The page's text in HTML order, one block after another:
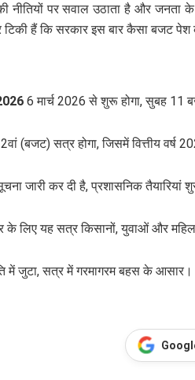
की नीतियों पर सवाल उठाता है और
टिकी हैं कि सरकार इस बार कैसा बजट
6 मार्च 2026 से शुरू होगा, सुबह 11
(बजट) सत्र होगा, जिसमें वित्तीय वर्ष
जारी कर दी है, प्रशासनिक तैयारियां
के लिए यह सत्र किसानों, युवाओं और
में जुटा, सत्र में गरमागरम बहस के आसार।